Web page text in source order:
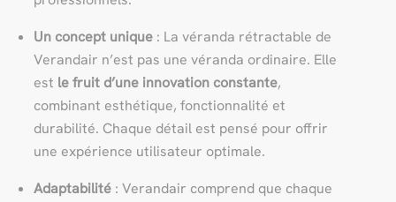
Un concept unique : La véranda rétractable de
Verandair n’est pas une véranda ordinaire. Elle
est le fruit d’une innovation constante,
combinant esthétique, fonctionnalité et
durabilité. Chaque détail est pensé pour offrir
une expérience utilisateur optimale.
Adaptabilité : Verandair comprend que chaque